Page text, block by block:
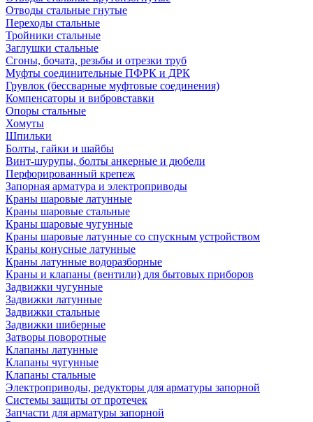
Отводы стальные гнутые
Переходы стальные
Тройники стальные
Заглушки стальные
Сгоны, бочата, резьбы и отрезки труб
Муфты соединительные ПФРК и ДРК
Грувлок (бессварные муфтовые соединения)
Компенсаторы и вибровставки
Опоры стальные
Хомуты
Шпильки
Болты, гайки и шайбы
Винт-шурупы, болты анкерные и дюбели
Перфорированный крепеж
Запорная арматура и электроприводы
Краны шаровые латунные
Краны шаровые стальные
Краны шаровые чугунные
Краны шаровые латунные со спускным устройством
Краны конусные латунные
Краны латунные водоразборные
Краны и клапаны (вентили) для бытовых приборов
Задвижки чугунные
Задвижки латунные
Задвижки стальные
Задвижки шиберные
Затворы поворотные
Клапаны латунные
Клапаны чугунные
Клапаны стальные
Электроприводы, редукторы для арматуры запорной
Системы защиты от протечек
Запчасти для арматуры запорной